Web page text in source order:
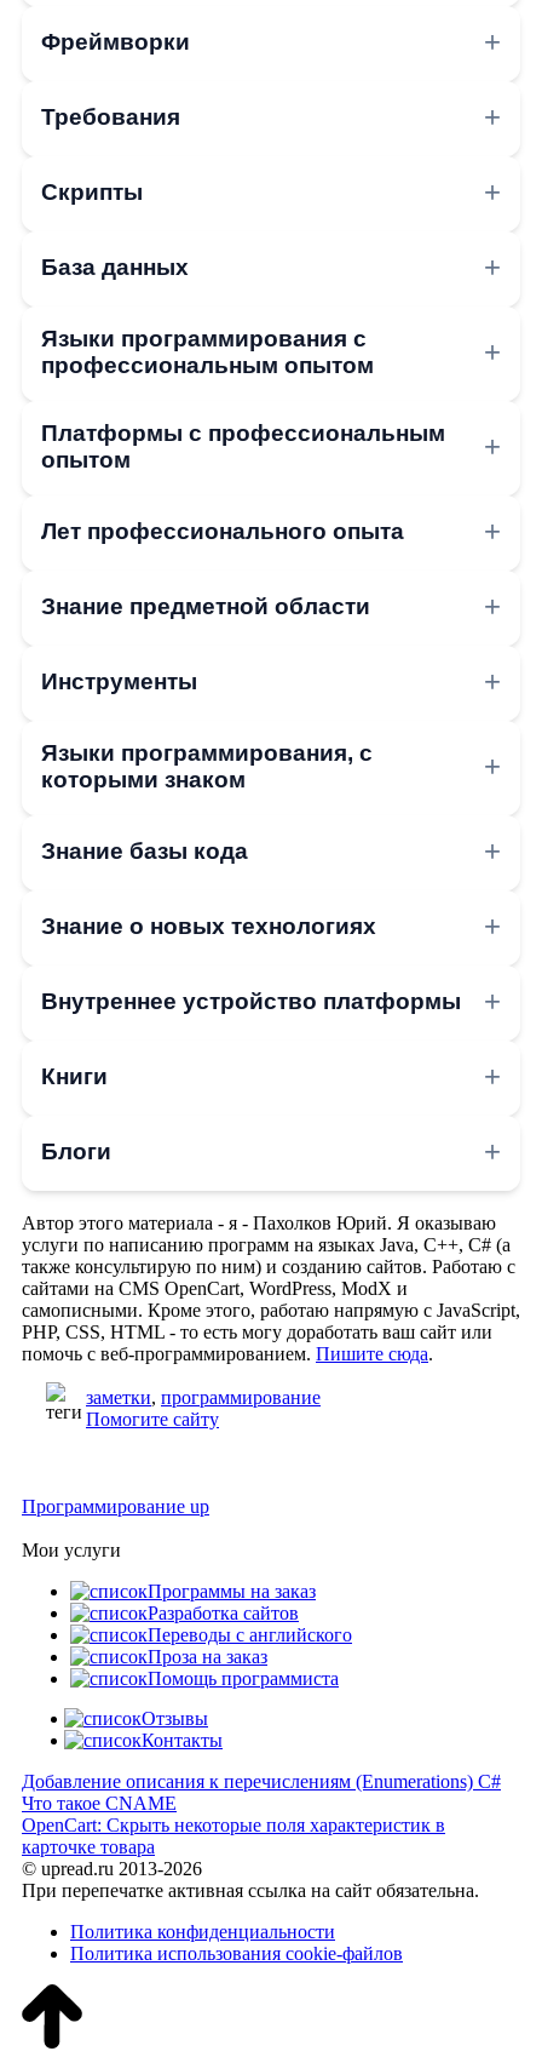
Фреймворки
Требования
Скрипты
База данных
Языки программирования с
профессиональным опытом
Платформы с профессиональным
опытом
Лет профессионального опыта
Знание предметной области
Инструменты
Языки программирования, с
которыми знаком
Знание базы кода
Знание о новых технологиях
Внутреннее устройство платформы
Книги
Блоги
Автор этого материала - я - Пахолков Юрий. Я оказываю
услуги по написанию программ на языках Java, C++, C# (а
также консультирую по ним) и созданию сайтов. Работаю с
сайтами на CMS OpenCart, WordPress, ModX и
самописными. Кроме этого, работаю напрямую с JavaScript,
PHP, CSS, HTML - то есть могу доработать ваш сайт или
помочь с веб-программированием. Пишите сюда.
заметки, программирование
Помогите сайту
Программирование up
Мои услуги
Программы на заказ
Разработка сайтов
Переводы с английского
Проза на заказ
Помощь программиста
Отзывы
Контакты
Добавление описания к перечислениям (Enumerations) C#
Что такое CNAME
OpenCart: Скрыть некоторые поля характеристик в
карточке товара
© upread.ru 2013-2026
При перепечатке активная ссылка на сайт обязательна.
Политика конфиденциальности
Политика использования cookie-файлов